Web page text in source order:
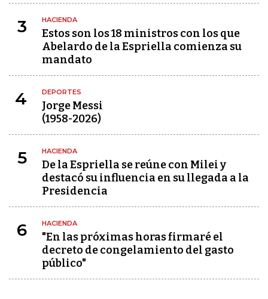
3 HACIENDA
Estos son los 18 ministros con los que
Abelardo de la Espriella comienza su
mandato
4 DEPORTES
Jorge Messi
(1958-2026)
5 HACIENDA
De la Espriella se reúne con Milei y
destacó su influencia en su llegada a la
Presidencia
6 HACIENDA
"En las próximas horas firmaré el
decreto de congelamiento del gasto
público"